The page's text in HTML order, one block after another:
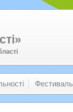
Фестиваль